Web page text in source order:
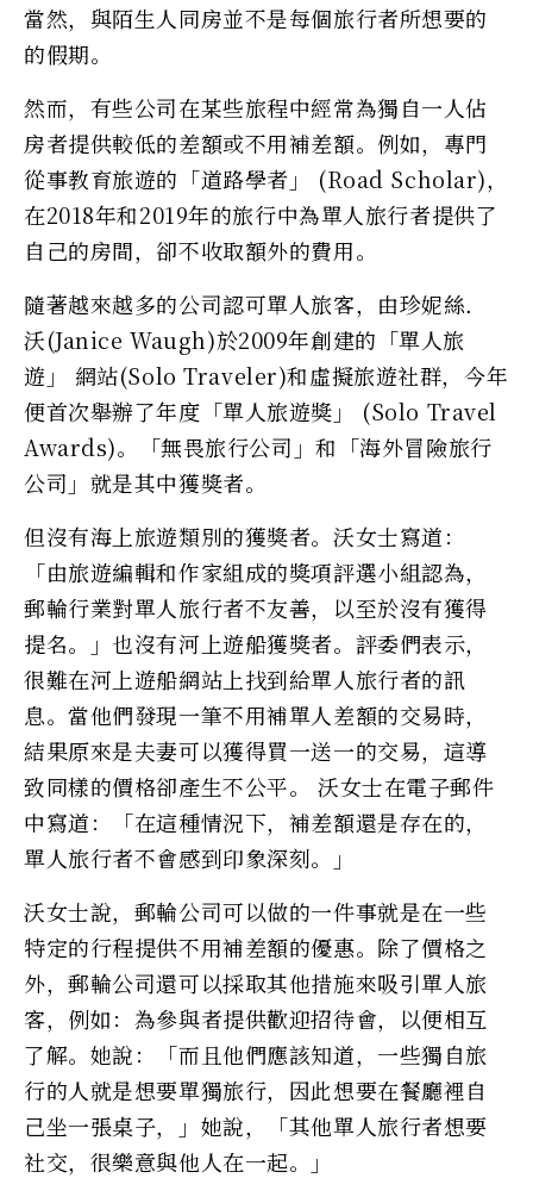
當然，與陌生人同房並不是每個旅行者所想要的
的假期。
然而，有些公司在某些旅程中經常為獨自一人佔
房者提供較低的差額或不用補差額。例如，專門
從事教育旅遊的「道路學者」 (Road Scholar)，
在2018年和2019年的旅行中為單人旅行者提供了
自己的房間，卻不收取額外的費用。
隨著越來越多的公司認可單人旅客，由珍妮絲．
沃(Janice Waugh)於2009年創建的「單人旅
遊」 網站(Solo Traveler)和虛擬旅遊社群，今年
便首次舉辦了年度「單人旅遊獎」 (Solo Travel
Awards)。「無畏旅行公司」和「海外冒險旅行
公司」就是其中獲獎者。
但沒有海上旅遊類別的獲獎者。沃女士寫道：
「由旅遊編輯和作家組成的獎項評選小組認為，
郵輪行業對單人旅行者不友善，以至於沒有獲得
提名。」也沒有河上遊船獲獎者。評委們表示，
很難在河上遊船網站上找到給單人旅行者的訊
息。當他們發現一筆不用補單人差額的交易時，
結果原來是夫妻可以獲得買一送一的交易，這導
致同樣的價格卻產生不公平。 沃女士在電子郵件
中寫道：「在這種情況下，補差額還是存在的，
單人旅行者不會感到印象深刻。」
沃女士說，郵輪公司可以做的一件事就是在一些
特定的行程提供不用補差額的優惠。除了價格之
外，郵輪公司還可以採取其他措施來吸引單人旅
客，例如：為參與者提供歡迎招待會，以便相互
了解。她說：「而且他們應該知道，一些獨自旅
行的人就是想要單獨旅行，因此想要在餐廳裡自
己坐一張桌子，」她說，「其他單人旅行者想要
社交，很樂意與他人在一起。」